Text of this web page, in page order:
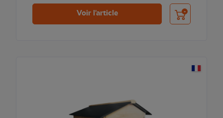
Voir l'article Ajouter au